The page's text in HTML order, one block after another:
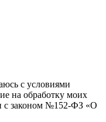
с условиями
на обработку моих
с законом №152-ФЗ «О